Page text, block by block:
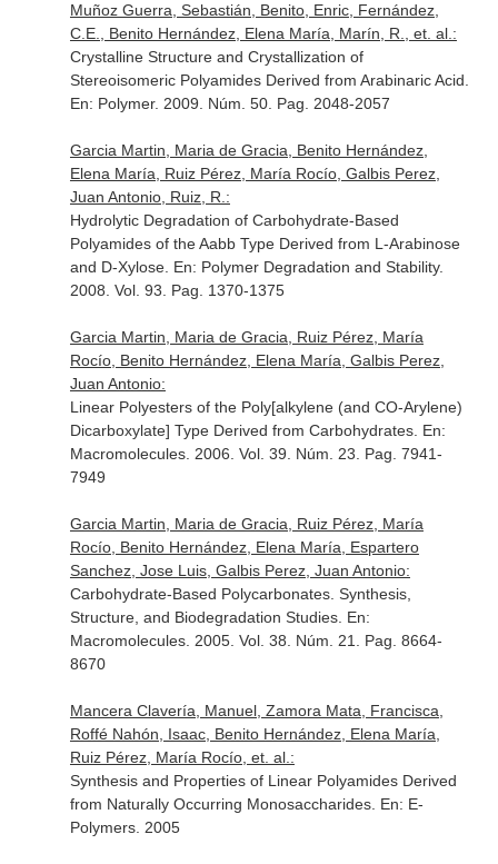
Muñoz Guerra, Sebastián, Benito, Enric, Fernández,
C.E., Benito Hernández, Elena María, Marín, R., et. al.:
Crystalline Structure and Crystallization of
Stereoisomeric Polyamides Derived from Arabinaric Acid.
En: Polymer. 2009. Núm. 50. Pag. 2048-2057
Garcia Martin, Maria de Gracia, Benito Hernández,
Elena María, Ruiz Pérez, María Rocío, Galbis Perez,
Juan Antonio, Ruiz, R.:
Hydrolytic Degradation of Carbohydrate-Based
Polyamides of the Aabb Type Derived from L-Arabinose
and D-Xylose. En: Polymer Degradation and Stability.
2008. Vol. 93. Pag. 1370-1375
Garcia Martin, Maria de Gracia, Ruiz Pérez, María
Rocío, Benito Hernández, Elena María, Galbis Perez,
Juan Antonio:
Linear Polyesters of the Poly[alkylene (and CO-Arylene)
Dicarboxylate] Type Derived from Carbohydrates. En:
Macromolecules. 2006. Vol. 39. Núm. 23. Pag. 7941-
7949
Garcia Martin, Maria de Gracia, Ruiz Pérez, María
Rocío, Benito Hernández, Elena María, Espartero
Sanchez, Jose Luis, Galbis Perez, Juan Antonio:
Carbohydrate-Based Polycarbonates. Synthesis,
Structure, and Biodegradation Studies. En:
Macromolecules. 2005. Vol. 38. Núm. 21. Pag. 8664-
8670
Mancera Clavería, Manuel, Zamora Mata, Francisca,
Roffé Nahón, Isaac, Benito Hernández, Elena María,
Ruiz Pérez, María Rocío, et. al.:
Synthesis and Properties of Linear Polyamides Derived
from Naturally Occurring Monosaccharides. En: E-
Polymers. 2005